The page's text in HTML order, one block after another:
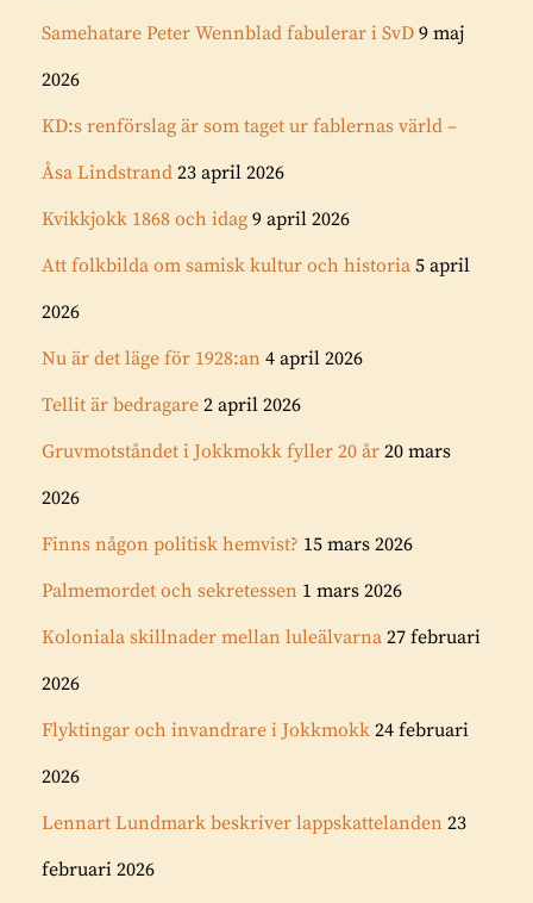
Samehatare Peter Wennblad fabulerar i SvD 9 maj
2026
KD:s renförslag är som taget ur fablernas värld –
Åsa Lindstrand 23 april 2026
Kvikkjokk 1868 och idag 9 april 2026
Att folkbilda om samisk kultur och historia 5 april
2026
Nu är det läge för 1928:an 4 april 2026
Tellit är bedragare 2 april 2026
Gruvmotståndet i Jokkmokk fyller 20 år 20 mars
2026
Finns någon politisk hemvist? 15 mars 2026
Palmemordet och sekretessen 1 mars 2026
Koloniala skillnader mellan luleälvarna 27 februari
2026
Flyktingar och invandrare i Jokkmokk 24 februari
2026
Lennart Lundmark beskriver lappskattelanden 23
februari 2026